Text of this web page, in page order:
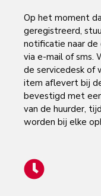
Op het moment
geregistreerd,
notificatie naar de
via e-mail of sms.
de servicedesk of
item aflevert bij
bevestigd met
van de huurder,
worden bij elke